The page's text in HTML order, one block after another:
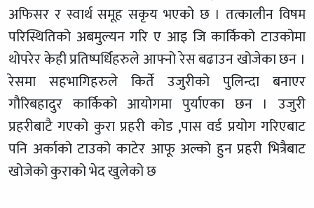
अफिसर र स्वार्थ समूह सकृय भएको छ । तत्कालीन विषम
परिस्थितिको अबमुल्यन गरि ए आइ जि कार्किको टाउकोमा
थोपरेर केही प्रतिष्पर्धिहरुले आफ्नो रेस बढाउन खोजेका छन ।
रेसमा सहभागिहरुले किर्ते उजुरीको पुलिन्दा बनाएर
गौरिबहादुर कार्किको आयोगमा पुर्याएका छन । उजुरी
प्रहरीबाटै गएको कुरा प्रहरी कोड ,पास वर्ड प्रयोग गरिएबाट
पनि अर्काको टाउको काटेर आफू अल्को हुन प्रहरी भित्रैबाट
खोजेको कुराको भेद खुलेको छ